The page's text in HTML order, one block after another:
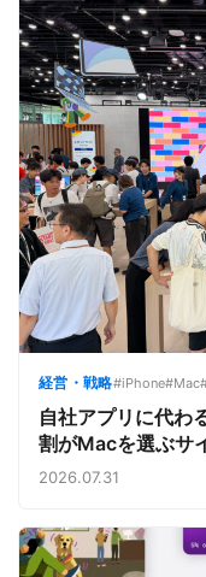
経営・戦略#iPhone#Mac
自社アプリに代わ
割がMacを選ぶサ
【今週のAppleビ
2026.07.31